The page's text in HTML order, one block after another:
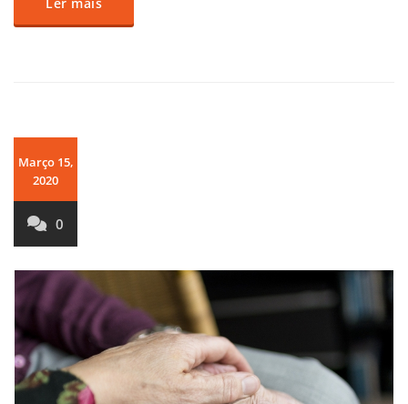
Março 15,
2020
0